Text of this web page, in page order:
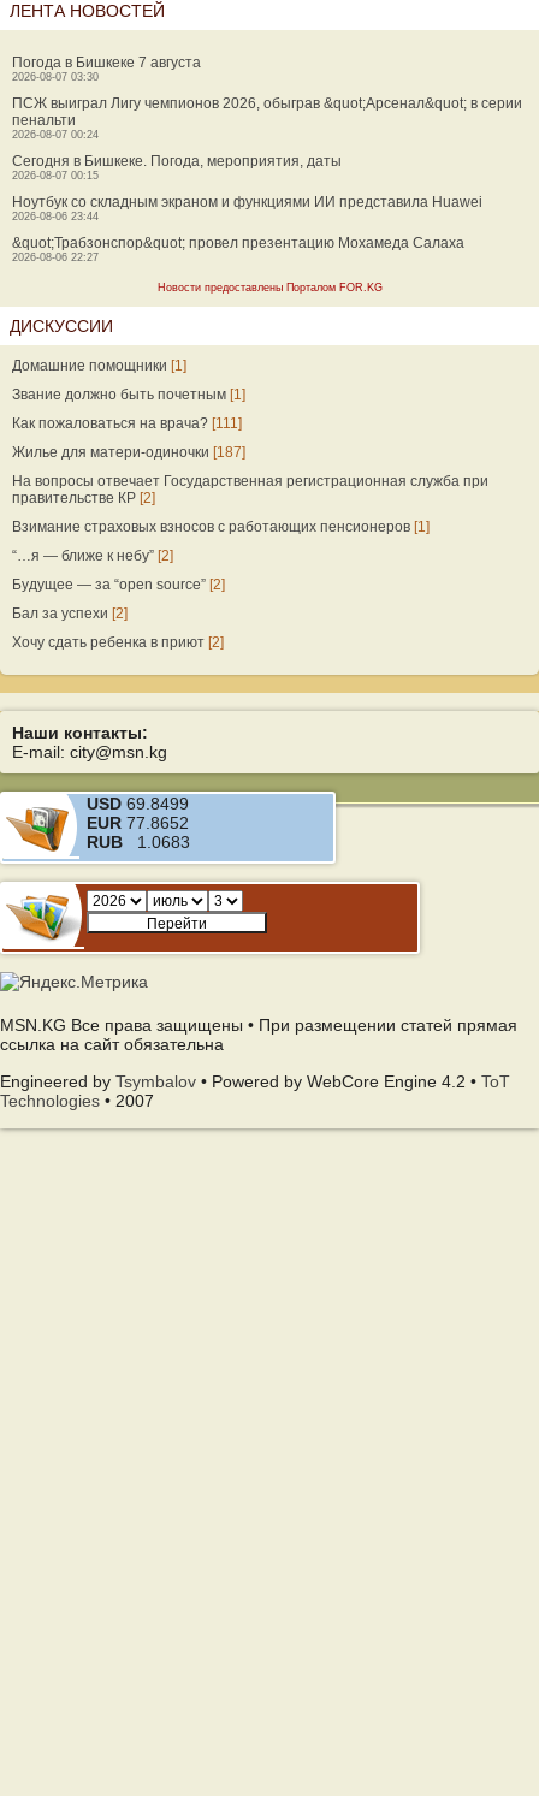
ЛЕНТА НОВОСТЕЙ
Погода в Бишкеке 7 августа
2026-08-07 03:30
ПСЖ выиграл Лигу чемпионов 2026, обыграв &quot;Арсенал&quot; в серии
пенальти
2026-08-07 00:24
Сегодня в Бишкеке. Погода, мероприятия, даты
2026-08-07 00:15
Ноутбук со складным экраном и функциями ИИ представила Huawei
2026-08-06 23:44
&quot;Трабзонспор&quot; провел презентацию Мохамеда Салаха
2026-08-06 22:27
Новости предоставлены Порталом FOR.KG
ДИСКУССИИ
Домашние помощники [1]
Звание должно быть почетным [1]
Как пожаловаться на врача? [111]
Жилье для матери-одиночки [187]
На вопросы отвечает Государственная регистрационная служба при
правительстве КР [2]
Взимание страховых взносов с работающих пенсионеров [1]
“…я — ближе к небу” [2]
Будущее — за “open source” [2]
Бал за успехи [2]
Хочу сдать ребенка в приют [2]
Наши контакты:
E-mail: city@msn.kg
USD 69.8499
EUR 77.8652
RUB 1.0683
MSN.KG Все права защищены • При размещении статей прямая
ссылка на сайт обязательна
Engineered by Tsymbalov • Powered by WebCore Engine 4.2 • ToT
Technologies • 2007